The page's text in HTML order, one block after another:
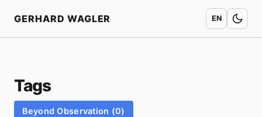
GERHARD WAGLER EN
Tags
Beyond Observation (0)